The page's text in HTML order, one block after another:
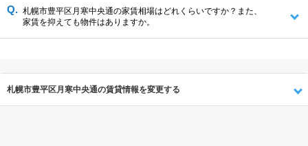
札幌市豊平区月寒中央通の家賃相場はどれくらいですか？また、
家賃を抑えても物件はありますか。
札幌市豊平区月寒中央通の賃貸情報を変更する